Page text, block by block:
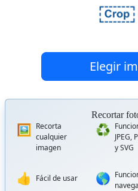
Elegir
Recortar
🖼️ Recorta
cualquier
imagen
♻️ JPEG,
y SVG
👍 Fácil de usar 🌎